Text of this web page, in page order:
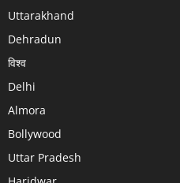
Uttarakhand
Dehradun
विश्व
Delhi
Almora
Bollywood
Uttar Pradesh